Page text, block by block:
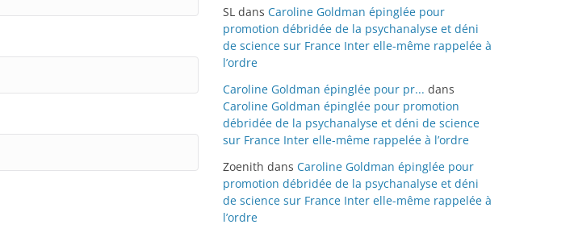
SL dans Caroline Goldman épinglée pour
promotion débridée de la psychanalyse et déni
de science sur France Inter elle-même rappelée à
l’ordre
Caroline Goldman épinglée pour pr... dans
Caroline Goldman épinglée pour promotion
débridée de la psychanalyse et déni de science
sur France Inter elle-même rappelée à l’ordre
Zoenith dans Caroline Goldman épinglée pour
promotion débridée de la psychanalyse et déni
de science sur France Inter elle-même rappelée à
l’ordre